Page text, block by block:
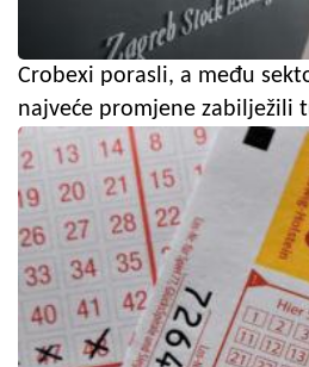
Crobexi porasli, a među
najveće promjene zabilježili